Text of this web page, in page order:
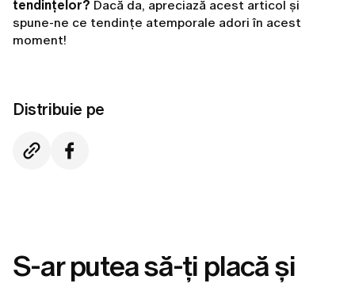
tendințelor? Dacă da, apreciază acest articol și
spune-ne ce tendințe atemporale adori în acest
moment!
Distribuie pe
S-ar putea să-ți placă și